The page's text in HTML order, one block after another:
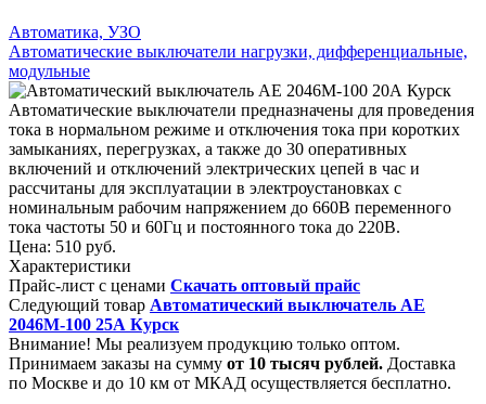
Автоматика, УЗО
Автоматические выключатели нагрузки, дифференциальные,
модульные
Автоматические выключатели предназначены для проведения
тока в нормальном режиме и отключения тока при коротких
замыканиях, перегрузках, а также до 30 оперативных
включений и отключений электрических цепей в час и
рассчитаны для эксплуатации в электроустановках с
номинальным рабочим напряжением до 660В переменного
тока частоты 50 и 60Гц и постоянного тока до 220В.
Цена: 510 руб.
Характеристики
Прайс-лист с ценами Скачать оптовый прайс
Следующий товар Автоматический выключатель АЕ
2046М-100 25А Курск
Внимание! Мы реализуем продукцию только оптом.
Принимаем заказы на сумму от 10 тысяч рублей. Доставка
по Москве и до 10 км от МКАД осуществляется бесплатно.